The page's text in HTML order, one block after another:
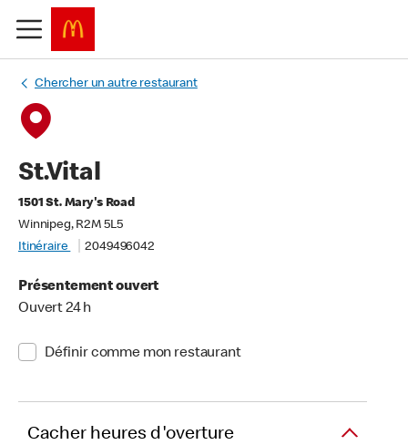
Chercher un autre restaurant
St.Vital
1501 St. Mary's Road
Winnipeg, R2M 5L5
Itinéraire
2049496042
Présentement ouvert
Ouvert 24 h
Définir comme mon restaurant
Cacher heures d'overture